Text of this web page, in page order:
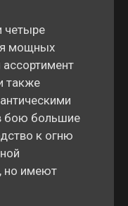
четыре
мощных
также
бою большие
к огню
но имеют